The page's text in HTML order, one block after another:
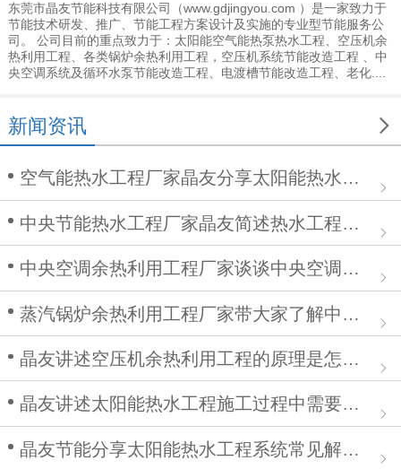
东莞市晶友节能科技有限公司（www.gdjingyou.com ）是一家致力于
节能技术研发、推广、节能工程方案设计及实施的专业型节能服务公
司。 公司目前的重点致力于：太阳能空气能热泵热水工程、空压机余
热利用工程、各类锅炉余热利用工程，空压机系统节能改造工程 、中
央空调系统及循环水泵节能改造工程、电渡槽节能改造工程、老化....

新闻资讯
空气能热水工程厂家晶友分享太阳能热水工程在安装中的作用
中央节能热水工程厂家晶友简述热水工程施工步骤及注意事项
中央空调余热利用工程厂家谈谈中央空调清洗步骤
蒸汽锅炉余热利用工程厂家带大家了解中央空调余热利用工程
晶友讲述空压机余热利用工程的原理是怎么样的？
晶友讲述太阳能热水工程施工过程中需要注意哪些问题
晶友节能分享太阳能热水工程系统常见解决方案有哪些？